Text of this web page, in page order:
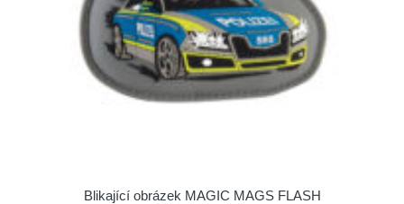
Blikající obrázek MAGIC MAGS FLASH